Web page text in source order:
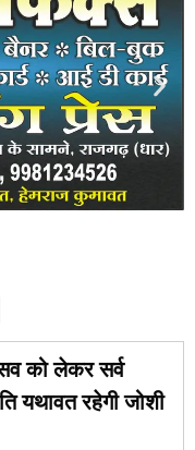
को लेकर सर्व
यथावत रहेगी जोशी